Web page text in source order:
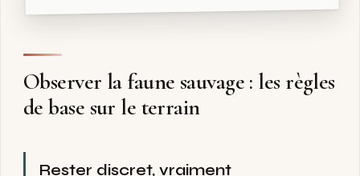
Observer la faune sauvage : les règles
de base sur le terrain
Rester discret, vraiment